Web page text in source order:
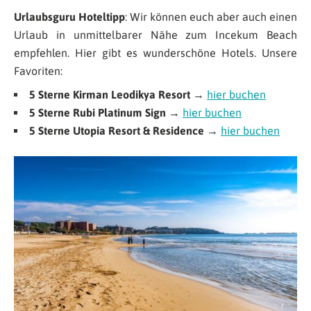
Urlaubsguru Hoteltipp: Wir können euch aber auch einen
Urlaub in unmittelbarer Nähe zum Incekum Beach
empfehlen. Hier gibt es wunderschöne Hotels. Unsere
Favoriten:
5 Sterne Kirman Leodikya Resort → hier buchen
5 Sterne Rubi Platinum Sign → hier buchen
5 Sterne Utopia Resort & Residence → hier buchen